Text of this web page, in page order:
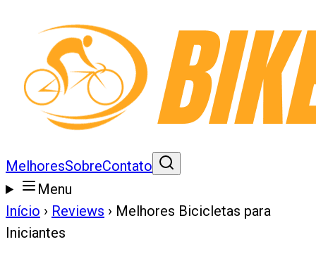
MelhoresSobreContato
Menu
Início › Reviews › Melhores Bicicletas para
Iniciantes